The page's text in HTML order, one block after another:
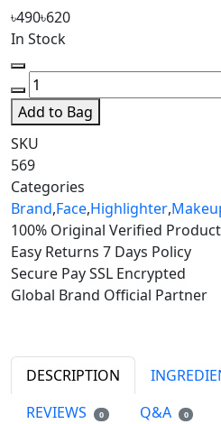
৳490৳620
In Stock
Add to Bag
SKU
569
Categories
Brand,Face,Highlighter,
100% Original Verified Product
Easy Returns 7 Days Policy
Secure PaySSL Encrypted
Global Brand Official Partner
DESCRIPTION
REVIEWS
0 Q&A 0